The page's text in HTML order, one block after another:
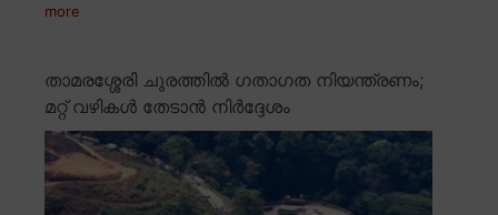
more
താമരശ്ശേരി ചുരത്തിൽ ഗതാഗത നിയന്ത്രണം;
മറ്റ് വഴികൾ തേടാൻ നിർദ്ദേശം